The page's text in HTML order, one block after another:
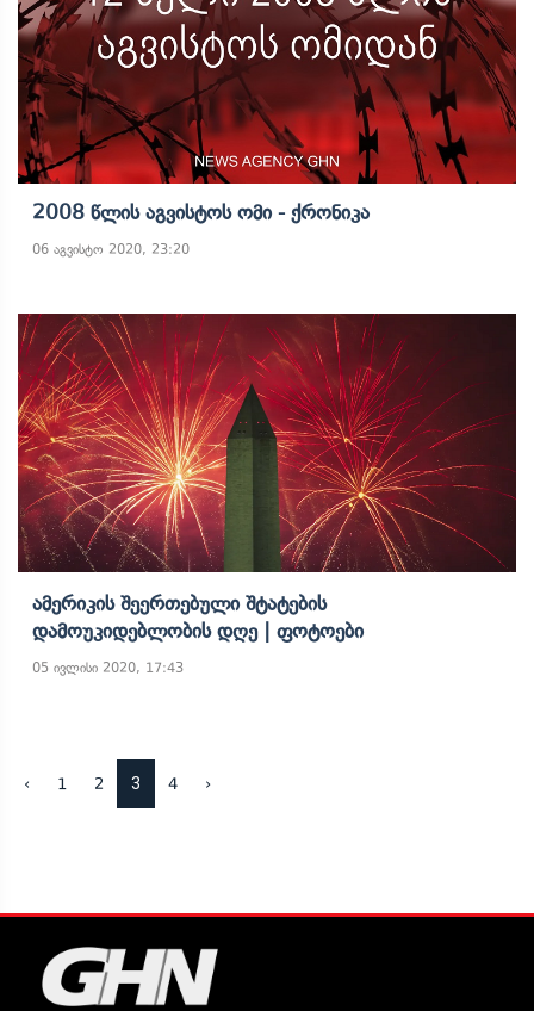
2008 Წლის Აგვისტოს Ომი - Ქრონიკა
06 აგვისტო 2020, 23:20
Ამერიკის Შეერთებული Შტატების
Დამოუკიდებლობის Დღე | Ფოტოები
05 ივლისი 2020, 17:43
‹ 1 2 3 4 ›